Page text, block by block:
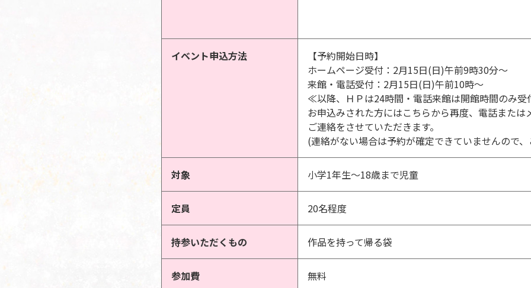
イベント申込方法
【予約開始日時】
ホームページ受付：2月15日(日)午前9時30分～
来館・電話受付：2月15日(日)午前10時～
≪以降、ＨＰは24時間・電話来館は開館時間のみ
お申込みされた方にはこちらから再度、電話または
ご連絡をさせていただきます。
(連絡がない場合は予約が確定できていませんので
対象 小学1年生～18歳まで児童
定員 20名程度
持参いただくもの 作品を持って帰る袋
参加費 無料